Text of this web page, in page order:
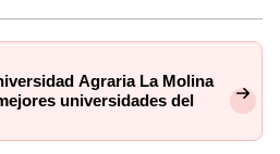
Agraria La Molina
universidades del